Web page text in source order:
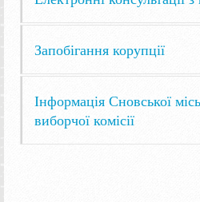
Запобігання корупції
Інформація Сновської
виборчої комісії